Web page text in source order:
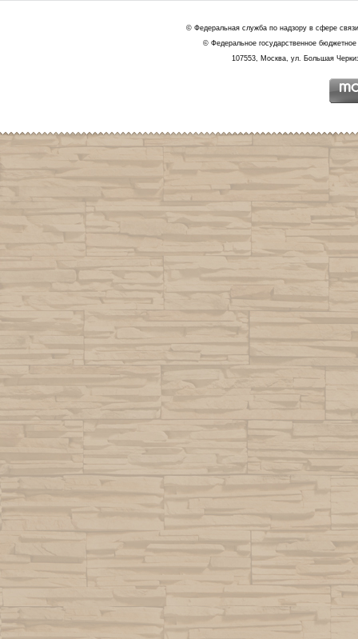
© Федеральная служба по надзору в сфере
© Федеральное государственное
107553, Москва, ул. Большая